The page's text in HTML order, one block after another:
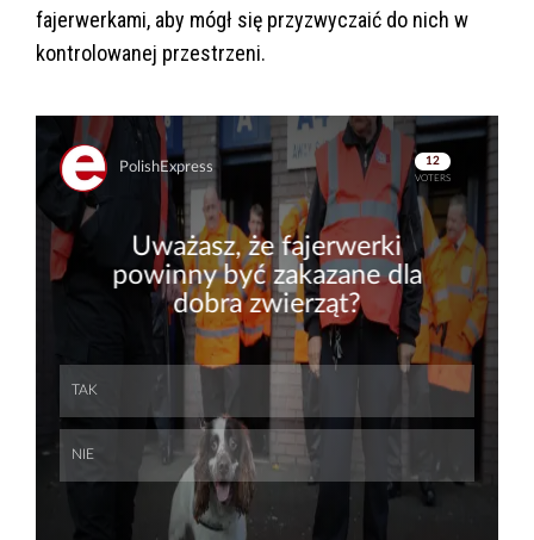
fajerwerkami, aby mógł się przyzwyczaić do nich w
kontrolowanej przestrzeni.
Skip